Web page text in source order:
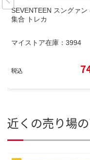
SEVENTEEN スングァン
集合 トレカ
マイストア在庫： 3994
税込
近くの売り場